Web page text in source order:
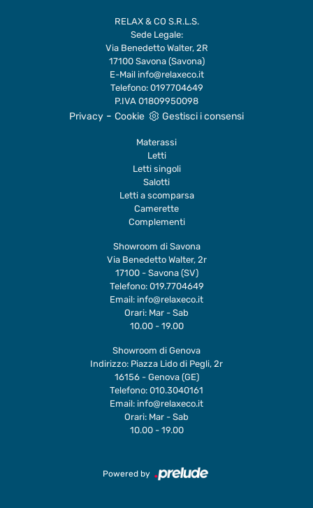
RELAX & CO S.R.L.S.
Sede Legale:
Via Benedetto Walter, 2R
17100 Savona (Savona)
E-Mail info@relaxeco.it
Telefono: 0197704649
P.IVA 01809950098
Privacy - Cookie Gestisci i consensi
Materassi
Letti
Letti singoli
Salotti
Letti a scomparsa
Camerette
Complementi
Showroom di Savona
Via Benedetto Walter, 2r
17100 - Savona (SV)
Telefono: 019.7704649
Email: info@relaxeco.it
Orari: Mar - Sab
10.00 - 19.00
Showroom di Genova
Indirizzo: Piazza Lido di Pegli, 2r
16156 - Genova (GE)
Telefono: 010.3040161
Email: info@relaxeco.it
Orari: Mar - Sab
10.00 - 19.00
Powered by